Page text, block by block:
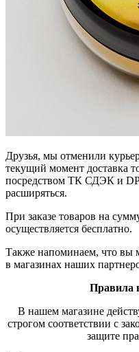
Друзья, мы отменили
текущий момент доставка
посредством ТК СДЭК и
расширяться.
При заказе товаров на
осуществляется бесплатно.
Также напоминаем, что вы
в магазинах наших
Правила
В нашем магазине
строгом соответствии с
защите